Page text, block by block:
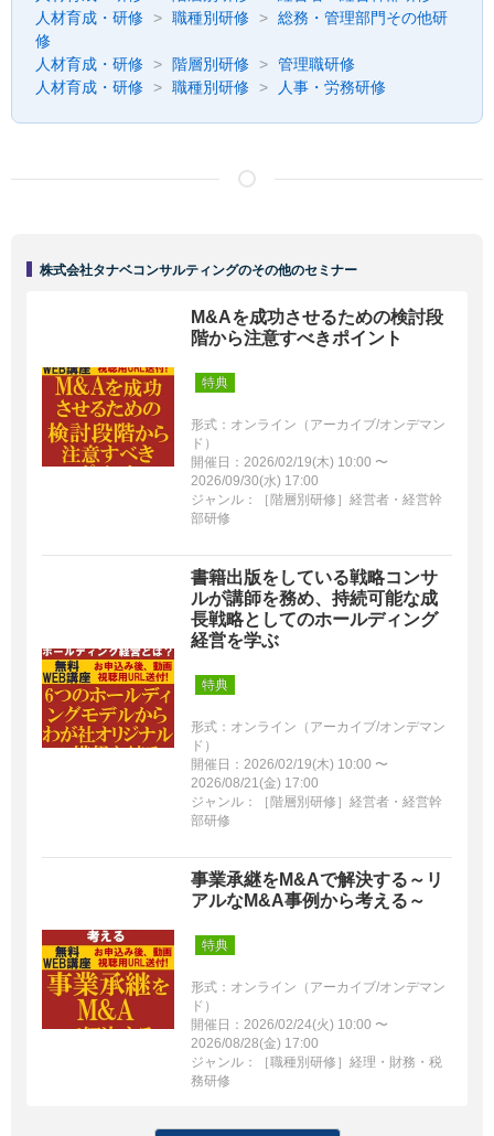
人材育成・研修
職種別研修
総務・管理部門その他研
修
人材育成・研修
階層別研修
管理職研修
人材育成・研修
職種別研修 人事・労務研修
株式会社タナベコンサルティングのその他のセミナー
M&Aを成功させるための検討段
階から注意すべきポイント
特典
形式：オンライン（アーカイブ/オンデマン
ド）
開催日：2026/02/19(木) 10:00 〜
2026/09/30(水) 17:00
ジャンル：［階層別研修］経営者・経営幹
部研修
書籍出版をしている戦略コンサ
ルが講師を務め、持続可能な成
長戦略としてのホールディング
経営を学ぶ
特典
形式：オンライン（アーカイブ/オンデマン
ド）
開催日：2026/02/19(木) 10:00 〜
2026/08/21(金) 17:00
ジャンル：［階層別研修］経営者・経営幹
部研修
事業承継をM&Aで解決する～リ
アルなM&A事例から考える～
特典
形式：オンライン（アーカイブ/オンデマン
ド）
開催日：2026/02/24(火) 10:00 〜
2026/08/28(金) 17:00
ジャンル：［職種別研修］経理・財務・税
務研修